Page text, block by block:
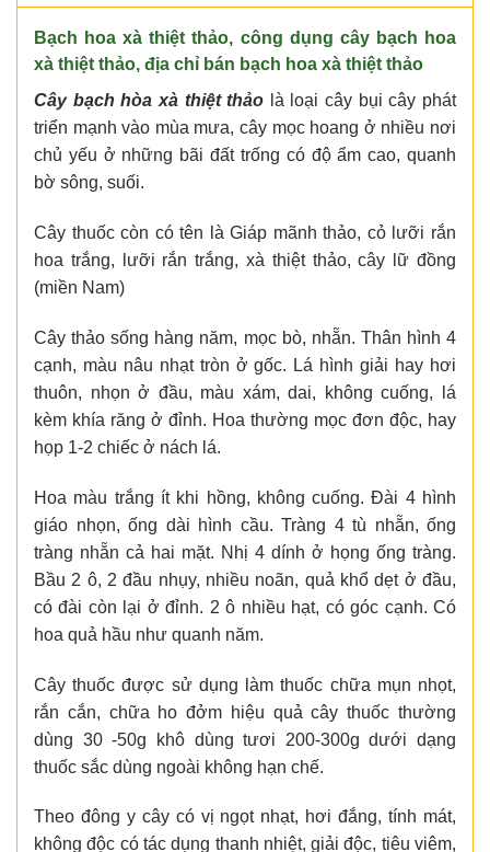
Bạch hoa xà thiệt thảo, công dụng cây bạch hoa
xà thiệt thảo, địa chỉ bán bạch hoa xà thiệt thảo
Cây bạch hòa xà thiệt thảo là loại cây bụi cây phát
triển mạnh vào mùa mưa, cây mọc hoang ở nhiều nơi
chủ yếu ở những bãi đất trống có độ ẩm cao, quanh
bờ sông, suối.
Cây thuốc còn có tên là Giáp mãnh thảo, cỏ lưỡi rắn
hoa trắng, lưỡi rắn trắng, xà thiệt thảo, cây lữ đồng
(miền Nam)
Cây thảo sống hàng năm, mọc bò, nhẵn. Thân hình 4
cạnh, màu nâu nhạt tròn ở gốc. Lá hình giải hay hơi
thuôn, nhọn ở đầu, màu xám, dai, không cuống, lá
kèm khía răng ở đỉnh. Hoa thường mọc đơn độc, hay
họp 1-2 chiếc ở nách lá.
Hoa màu trắng ít khi hồng, không cuống. Đài 4 hình
giáo nhọn, ống dài hình cầu. Tràng 4 tù nhẵn, ống
tràng nhẵn cả hai mặt. Nhị 4 dính ở họng ống tràng.
Bầu 2 ô, 2 đầu nhụy, nhiều noãn, quả khổ dẹt ở đầu,
có đài còn lại ở đỉnh. 2 ô nhiều hạt, có góc cạnh. Có
hoa quả hầu như quanh năm.
Cây thuốc được sử dụng làm thuốc chữa mụn nhọt,
rắn cắn, chữa ho đởm hiệu quả cây thuốc thường
dùng 30 -50g khô dùng tươi 200-300g dưới dạng
thuốc sắc dùng ngoài không hạn chế.
Theo đông y cây có vị ngọt nhạt, hơi đắng, tính mát,
không độc có tác dụng thanh nhiệt, giải độc, tiêu viêm,